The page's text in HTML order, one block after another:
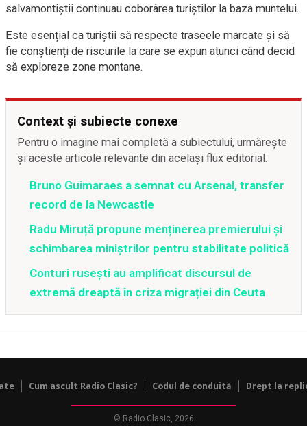
salvamontiștii continuau coborârea turiștilor la baza muntelui.
Este esențial ca turiștii să respecte traseele marcate și să
fie conștienți de riscurile la care se expun atunci când decid
să exploreze zone montane.
Context și subiecte conexe
Pentru o imagine mai completă a subiectului, urmărește
și aceste articole relevante din același flux editorial.
Bruno Guimaraes a semnat cu Arsenal, transfer
record de la Newcastle
Radu Miruță propune menținerea premierului și
schimbarea miniștrilor pentru stabilitate politică
Conturi rusești au amplificat discursul de
extremă dreaptă în criza migrației din Ceuta
Cum ascult Radio Clasic? Codul de conduită Drept la
© Radio Clasic, 2026